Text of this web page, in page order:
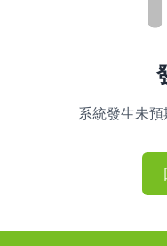
系統發生未預